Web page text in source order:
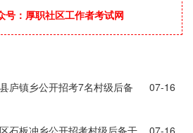
号：厚职社区工作者考试网
庐镇乡公开招考7名村级后备
07-16
石板冲乡公开招考村级后备干
07-16